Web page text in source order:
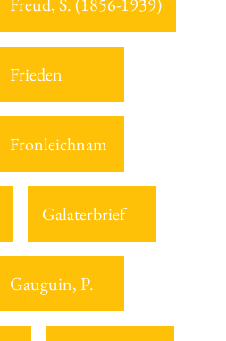
Frieden
Fronleichnam
Galaterbrief
Gauguin, P.